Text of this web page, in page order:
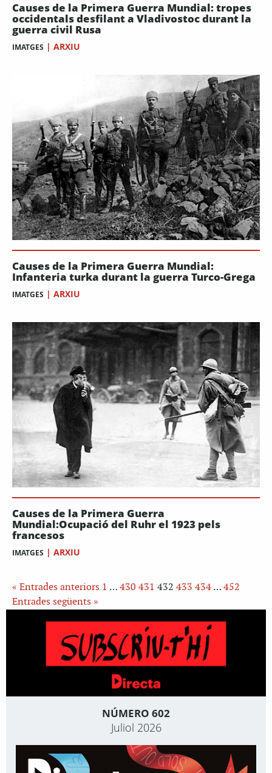
Causes de la Primera Guerra Mundial: tropes
occidentals desfilant a Vladivostoc durant la
guerra civil Rusa
IMATGES | ARXIU
Causes de la Primera Guerra Mundial:
Infanteria turka durant la guerra Turco-Grega
IMATGES | ARXIU
Causes de la Primera Guerra
Mundial:Ocupació del Ruhr el 1923 pels
francesos
IMATGES | ARXIU
« Entrades anteriors 1 … 430 431 432 433 434 … 452
Entrades següents »
NÚMERO 602
Juliol 2026